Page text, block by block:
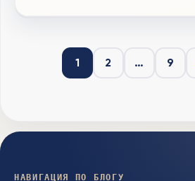
1 2 … 9
НАВИГАЦИЯ ПО БЛОГУ